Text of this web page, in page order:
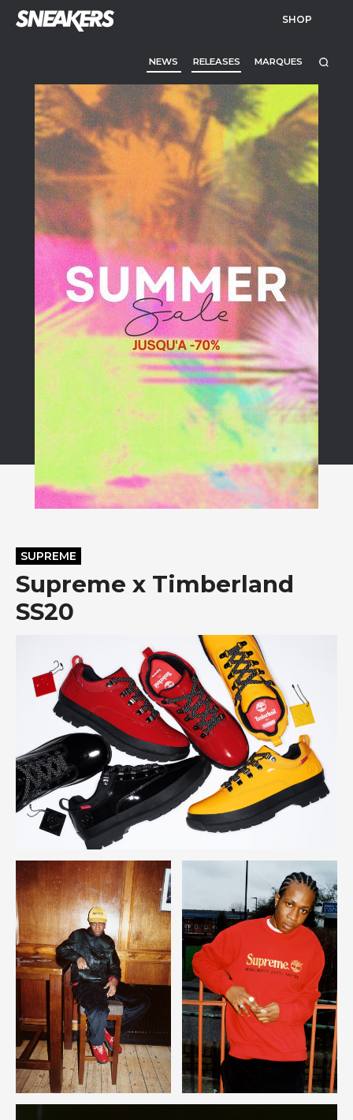
SHOP
NEWS RELEASES MARQUES
SUPREME
Supreme x Timberland
SS20